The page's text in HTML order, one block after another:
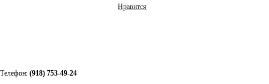
Нравится
Телефон: (918) 753-49-24